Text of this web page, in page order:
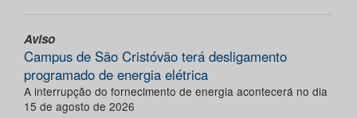
Aviso
Campus de São Cristóvão terá desligamento
programado de energia elétrica
A interrupção do fornecimento de energia acontecerá no dia
15 de agosto de 2026